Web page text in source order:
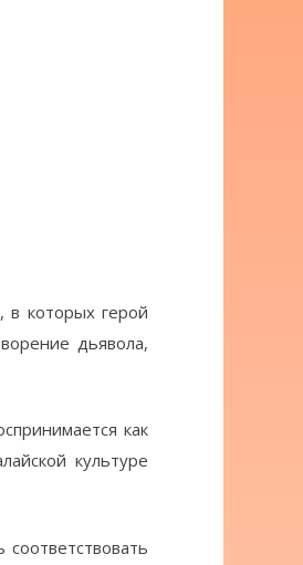
в которых герой
дьявола,
как
культуре